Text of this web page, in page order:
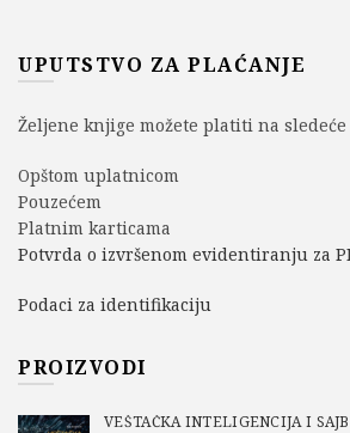
UPUTSTVO ZA PLAĆANJE
Željene knjige možete platiti na
Opštom uplatnicom
Pouzećem
Platnim karticama
Potvrda o izvršenom evidentiranju za
Podaci za identifikaciju
PROIZVODI
VEŠTAČKA INTELIGENCIJA I